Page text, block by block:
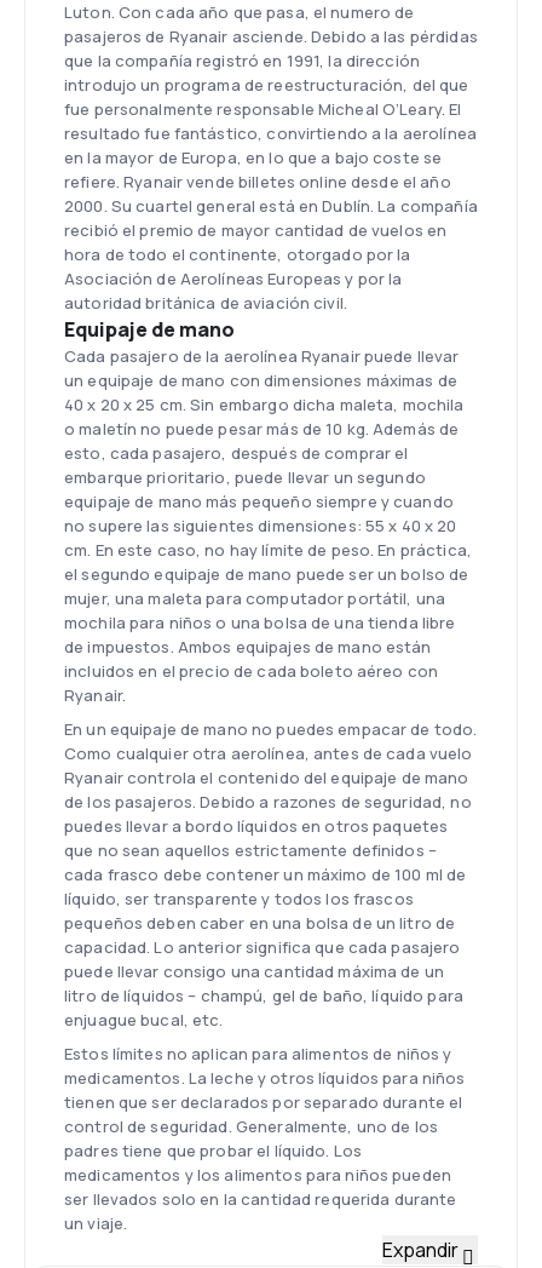
Luton. Con cada año que pasa, el numero de
pasajeros de Ryanair asciende. Debido a las pérdidas
que la compañía registró en 1991, la dirección
introdujo un programa de reestructuración, del que
fue personalmente responsable Micheal O’Leary. El
resultado fue fantástico, convirtiendo a la aerolínea
en la mayor de Europa, en lo que a bajo coste se
refiere. Ryanair vende billetes online desde el año
2000. Su cuartel general está en Dublín. La compañía
recibió el premio de mayor cantidad de vuelos en
hora de todo el continente, otorgado por la
Asociación de Aerolíneas Europeas y por la
autoridad británica de aviación civil.
Equipaje de mano
Cada pasajero de la aerolínea Ryanair puede llevar
un equipaje de mano con dimensiones máximas de
40 x 20 x 25 cm. Sin embargo dicha maleta, mochila
o maletín no puede pesar más de 10 kg. Además de
esto, cada pasajero, después de comprar el
embarque prioritario, puede llevar un segundo
equipaje de mano más pequeño siempre y cuando
no supere las siguientes dimensiones: 55 x 40 x 20
cm. En este caso, no hay límite de peso. En práctica,
el segundo equipaje de mano puede ser un bolso de
mujer, una maleta para computador portátil, una
mochila para niños o una bolsa de una tienda libre
de impuestos. Ambos equipajes de mano están
incluidos en el precio de cada boleto aéreo con
Ryanair.
En un equipaje de mano no puedes empacar de todo.
Como cualquier otra aerolínea, antes de cada vuelo
Ryanair controla el contenido del equipaje de mano
de los pasajeros. Debido a razones de seguridad, no
puedes llevar a bordo líquidos en otros paquetes
que no sean aquellos estrictamente definidos –
cada frasco debe contener un máximo de 100 ml de
líquido, ser transparente y todos los frascos
pequeños deben caber en una bolsa de un litro de
capacidad. Lo anterior significa que cada pasajero
puede llevar consigo una cantidad máxima de un
litro de líquidos – champú, gel de baño, líquido para
enjuague bucal, etc.
Estos límites no aplican para alimentos de niños y
medicamentos. La leche y otros líquidos para niños
tienen que ser declarados por separado durante el
control de seguridad. Generalmente, uno de los
padres tiene que probar el líquido. Los
medicamentos y los alimentos para niños pueden
ser llevados solo en la cantidad requerida durante
un viaje.
Expandir